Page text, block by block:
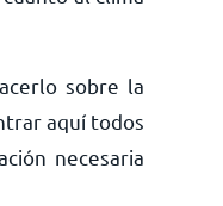
sobre la
aquí todos
necesaria